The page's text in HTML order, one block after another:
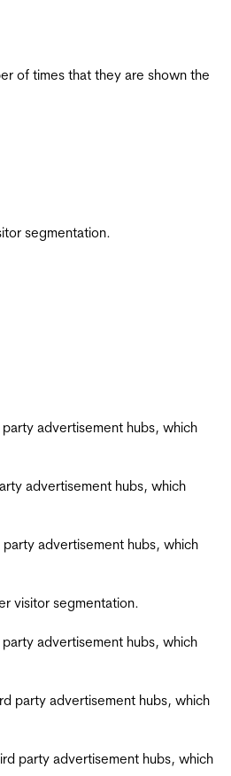
of times that they are shown the
segmentation.
advertisement hubs, which
advertisement hubs, which
advertisement hubs, which
visitor segmentation.
advertisement hubs, which
party advertisement hubs, which
party advertisement hubs, which